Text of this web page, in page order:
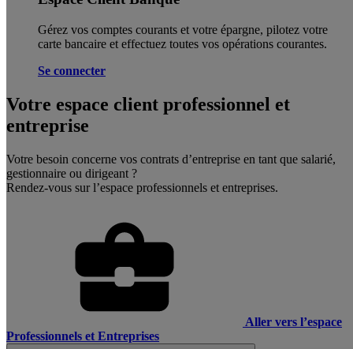
Gérez vos comptes courants et votre épargne, pilotez votre
carte bancaire et effectuez toutes vos opérations courantes.
Se connecter
Votre espace client professionnel et
entreprise
Votre besoin concerne vos contrats d’entreprise en tant que salarié,
gestionnaire ou dirigeant ?
Rendez-vous sur l’espace professionnels et entreprises.
Aller vers l’espace
Professionnels et Entreprises